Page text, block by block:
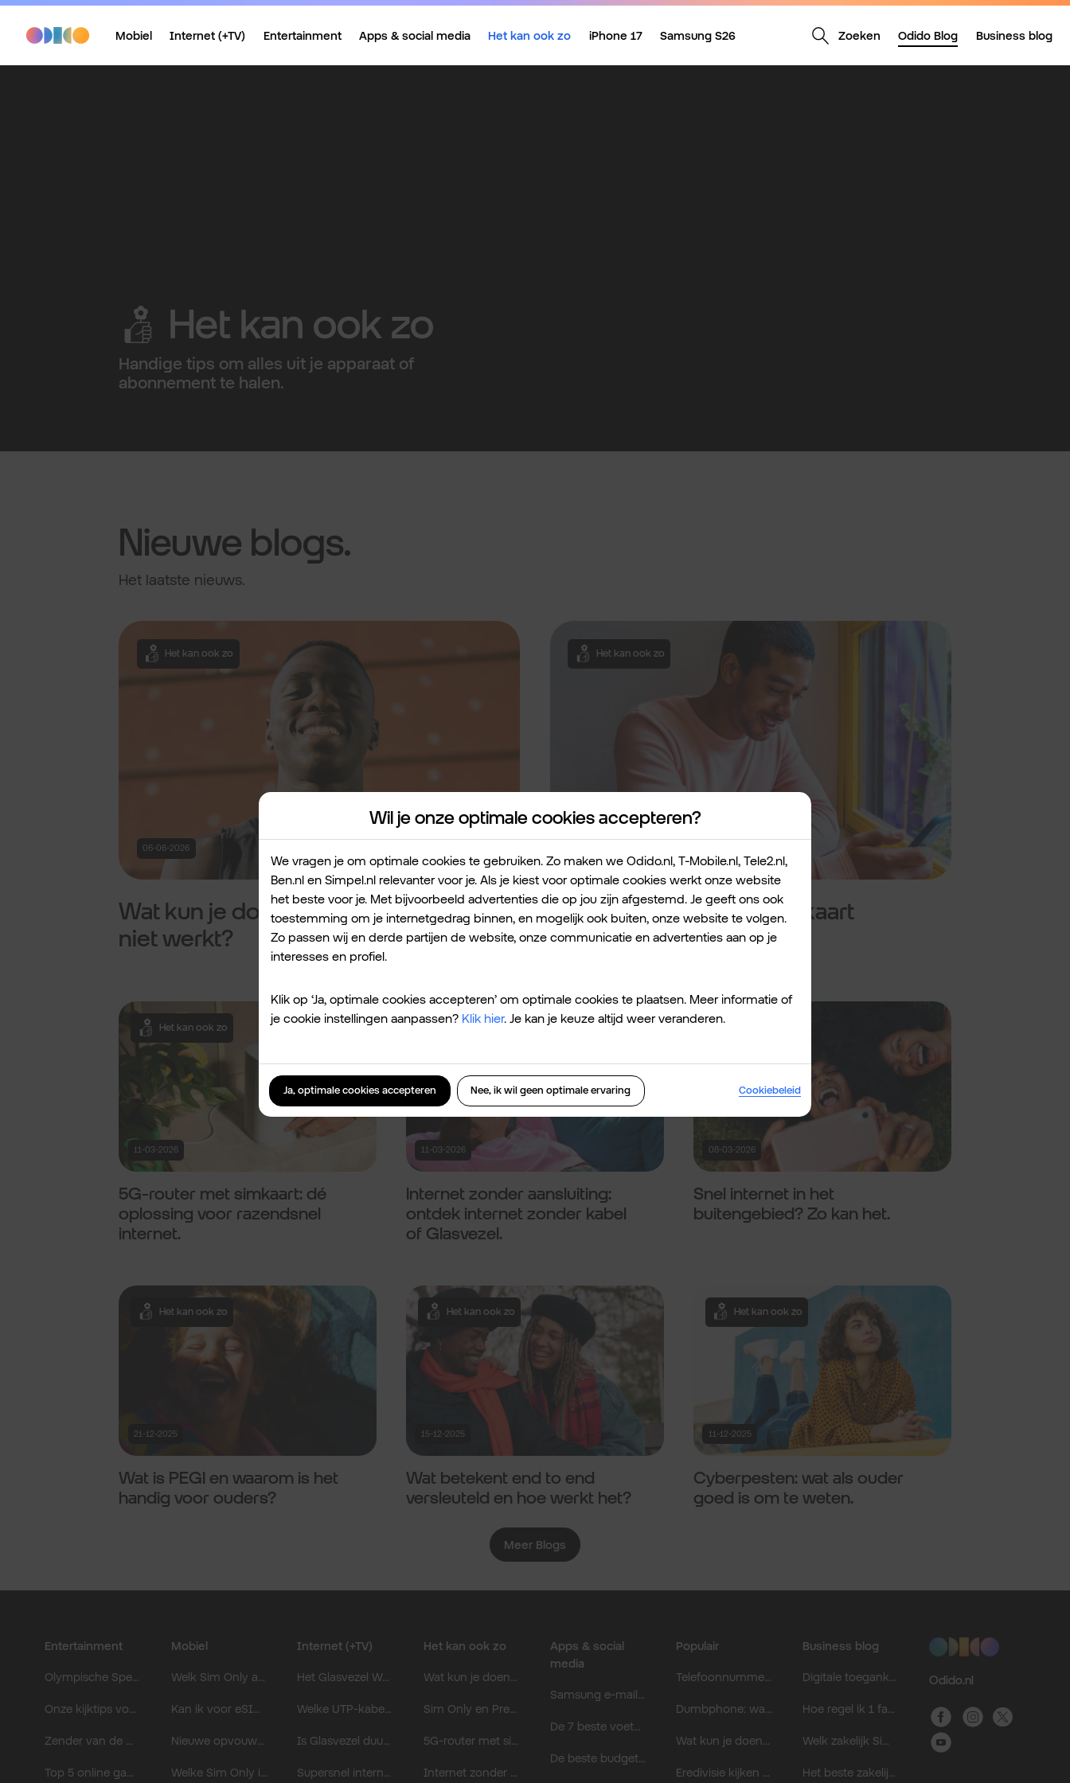
Mobiel Internet (+TV) Entertainment Apps & social media Het kan ook zo iPhone 17 Samsung S26 Zoeken Odido Blog Business blog
Het kan ook zo
Handige tips om alles uit je apparaat of
abonnement te halen.
Nieuwe blogs.
Het laatste nieuws.
Het kan ook zo
06-06-2026
Wat kun je doen als mobiele data
niet werkt?
Het kan ook zo
Sim Only en Prepaid simkaart
vergelijken.
Het kan ook zo
11-03-2026
5G-router met simkaart: dé
oplossing voor razendsnel
internet.
11-03-2026
Internet zonder aansluiting:
ontdek internet zonder kabel
of Glasvezel.
08-03-2026
Snel internet in het
buitengebied? Zo kan het.
Het kan ook zo
21-12-2025
Wat is PEGI en waarom is het
handig voor ouders?
Het kan ook zo
15-12-2025
Wat betekent end to end
versleuteld en hoe werkt het?
Het kan ook zo
11-12-2025
Cyberpesten: wat als ouder
goed is om te weten.
Meer Blogs
Entertainment
Olympische Spelen kijken: mis niks van Milaan 2026.
Onze kijktips voor januari.
Zender van de maand januari: Top 40 TV.
Top 5 online games voor jongeren.
Mobiel
Welk Sim Only abonnement is het beste voor op vakantie?
Kan ik voor eSIM kiezen bij Sim Only van Odido?
Nieuwe opvouwbare telefoons: Samsung Galaxy Z Fold8 Ultra, Z Fold8 & Z Flip8.
Welke Sim Only is het beste voor je? 5 tips voor de slimste budgetdeal.
Internet (+TV)
Het Glasvezel Woordenboek; wat is ODF, ONT en een pigtail bij Glasvezel?
Welke UTP-kabel voor Glasvezel heb je thuis nodig ná de meterkast?
Is Glasvezel duurzaam? Alles over de milieuvriendelijke voordelen.
Supersnel internet: eerst toestemming geven voor Glasvezel.
Het kan ook zo
Wat kun je doen als mobiele data niet werkt?
Sim Only en Prepaid simkaart vergelijken.
5G-router met simkaart: dé oplossing voor razendsnel internet.
Internet zonder aansluiting: ontdek internet zonder kabel of Glasvezel.
Apps & social
media
Samsung e-mail app: dit kan je ermee.
De 7 beste voetbal apps voor 2026.
De beste budget apps van 2026.
Populair
Telefoonnummer zoeken: nagaan wie je heeft gebeld.
Dumbphone: wat kan je ermee?
Wat kun je doen als mobiele data niet werkt?
Eredivisie kijken bij Odido in 2026.
Business blog
Digitale toegankelijkheid: dit is het en daarom is het belangrijk voor je bedrijf.
Hoe regel ik 1 factuur voor meerdere zakelijke abonnementen?
Welk zakelijk Sim Only abonnement past bij jou onderweg?
Het beste zakelijke mobiele abonnement voor mkb en grootzakelijk.
Odido.nl
Wil je onze optimale cookies accepteren?
We vragen je om optimale cookies te gebruiken. Zo maken we Odido.nl, T-Mobile.nl, Tele2.nl,
Ben.nl en Simpel.nl relevanter voor je. Als je kiest voor optimale cookies werkt onze website
het beste voor je. Met bijvoorbeeld advertenties die op jou zijn afgestemd. Je geeft ons ook
toestemming om je internetgedrag binnen, en mogelijk ook buiten, onze website te volgen.
Zo passen wij en derde partijen de website, onze communicatie en advertenties aan op je
interesses en profiel.
Klik op ‘Ja, optimale cookies accepteren’ om optimale cookies te plaatsen. Meer informatie of
je cookie instellingen aanpassen? Klik hier. Je kan je keuze altijd weer veranderen.
Ja, optimale cookies accepteren Nee, ik wil geen optimale ervaring Cookiebeleid